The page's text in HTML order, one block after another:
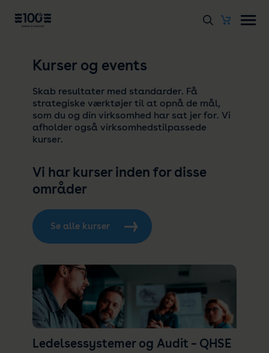
Kurser og events
Skab resultater med standarder. Få
strategiske værktøjer til at opnå de mål,
som du og din virksomhed har sat jer for. Vi
afholder også virksomhedstilpassede
kurser.
Vi har kurser inden for disse
områder
Se alle kurser
Ledelsessystemer og Audit – QHSE